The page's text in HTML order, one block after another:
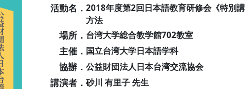
活動名．2018年度第2回日本語教育研修会《特別
方法
場所． 台湾大学総合教学館702教室
主催． 国立台湾大学日本語学科
協辦．公益財団法人日本台湾交流協会
講演者．砂川 有里子 先生